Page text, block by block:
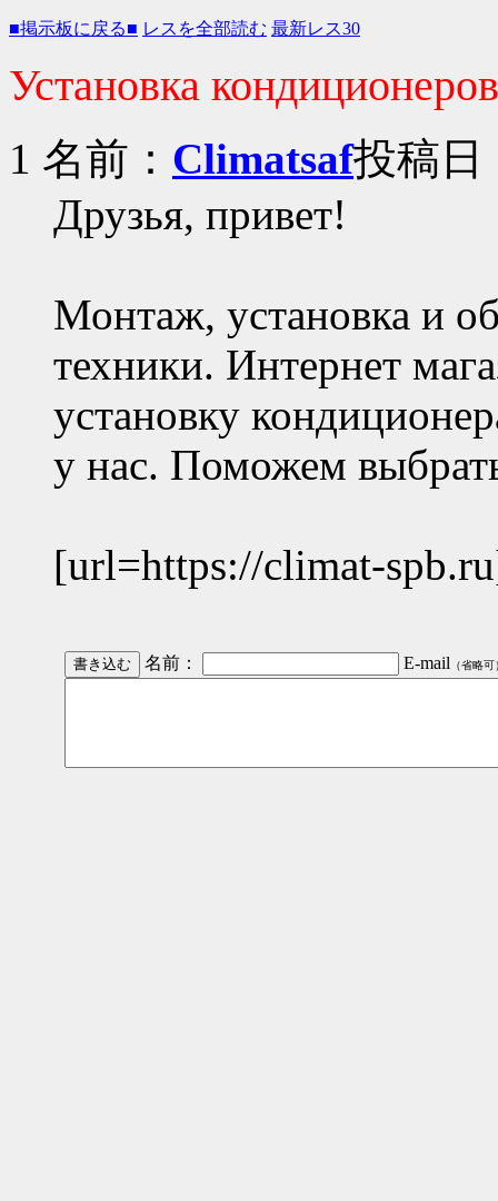
■掲示板に戻る■ レスを全部読む 最新レス30
Установка кондиционеров
1 名前： Climatsaf投稿日
Друзья, привет!
Монтаж, установка и
техники. Интернет
установку
у нас. Поможем
[url=https://climat-
名前： E-mail （省略可